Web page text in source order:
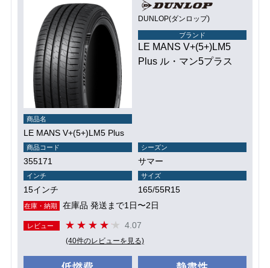
DUNLOP(ダンロップ)
ブランド
LE MANS V+(5+)LM5
Plus ル・マン5プラス
商品名
LE MANS V+(5+)LM5 Plus
商品コード
355171
シーズン
サマー
インチ
15インチ
サイズ
165/55R15
在庫・納期 在庫品 発送まで1日〜2日
レビュー 4.07
(40件のレビューを見る)